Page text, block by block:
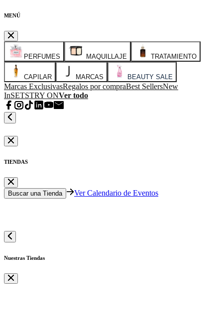
MENÚ
PERFUMES MAQUILLAJE TRATAMIENTO
CAPILAR MARCAS BEAUTY SALE
Marcas ExclusivasRegalos por compraBest SellersNew
InSETSTRY ONVer todo
TIENDAS
Buscar una Tienda Ver Calendario de Eventos
Nuestras Tiendas